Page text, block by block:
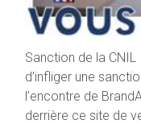
Sanction de la
d’infliger une
l’encontre de
derrière ce site de